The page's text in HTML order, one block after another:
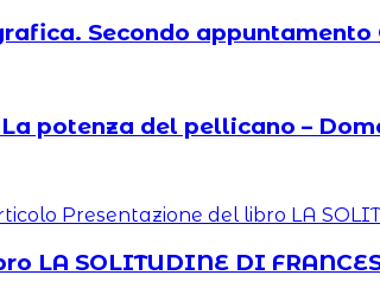
Secondo appuntamento
potenza del pellicano –
LA SOLITUDINE DI